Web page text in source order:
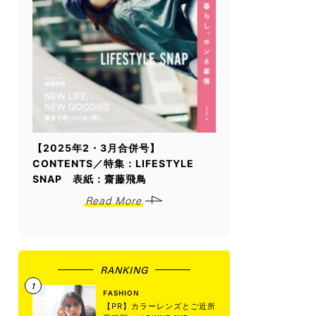
【2025年2・3月合併号】
CONTENTS／特集：LIFESTYLE
SNAP 表紙：齋藤飛鳥
Read More
RANKING
FASHION
【PR】カラーレンズとご近所